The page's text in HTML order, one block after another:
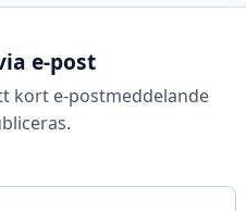
e-post
kort e-postmeddelande